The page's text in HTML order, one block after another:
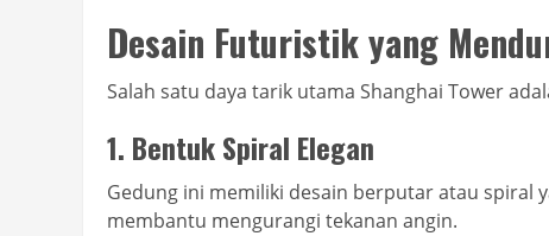
Desain Futuristik yang
Salah satu daya tarik utama Shanghai Tower
1. Bentuk Spiral Elegan
Gedung ini memiliki desain berputar atau spiral
membantu mengurangi tekanan angin.